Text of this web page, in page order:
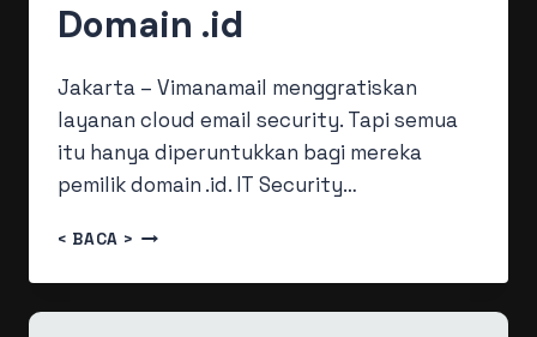
Domain .id
Jakarta – Vimanamail menggratiskan
layanan cloud email security. Tapi semua
itu hanya diperuntukkan bagi mereka
pemilik domain .id. IT Security…
< BACA > VIMANAMAIL
LAYANAN
UNTUK